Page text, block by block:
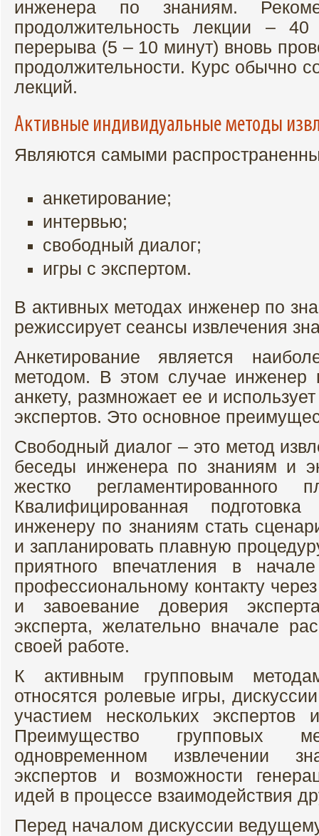
инженера по знаниям.
продолжительность лекции –
перерыва (5 – 10 минут) вновь
продолжительности. Курс обычно
лекций.
Активные индивидуальные методы
Являются самыми
анкетирование;
интервью;
свободный диалог;
игры с экспертом.
В активных методах инженер по
режиссирует сеансы извлечения
Анкетирование является
методом. В этом случае инженер
анкету, размножает ее и
экспертов. Это основное
Свободный диалог – это метод
беседы инженера по знаниям и
жестко регламентированного
Квалифицированная
инженеру по знаниям стать
и запланировать плавную
приятного впечатления в
профессиональному контакту
и завоевание доверия
эксперта, желательно вначале
своей работе.
К активным групповым
относятся ролевые игры,
участием нескольких
Преимущество групповых
одновременном извлечении
экспертов и возможности
идей в процессе взаимодействия
Перед началом дискуссии